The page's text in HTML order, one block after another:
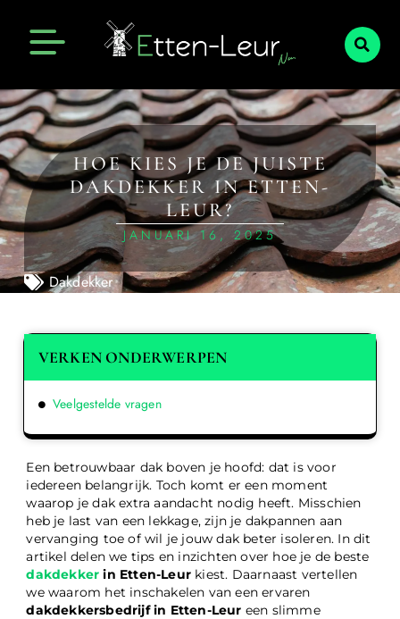
HOE KIES JE DE JUISTE
DAKDEKKER IN ETTEN-
LEUR?
JANUARI 16, 2025
Dakdekker
Een betrouwbaar dak boven je hoofd: dat is voor
iedereen belangrijk. Toch komt er een moment
waarop je dak extra aandacht nodig heeft. Misschien
heb je last van een lekkage, zijn je dakpannen aan
vervanging toe of wil je jouw dak beter isoleren. In dit
artikel delen we tips en inzichten over hoe je de beste
dakdekker in Etten-Leur kiest. Daarnaast vertellen
we waarom het inschakelen van een ervaren
dakdekkersbedrijf in Etten-Leur een slimme
VERKEN ONDERWERPEN
Veelgestelde vragen